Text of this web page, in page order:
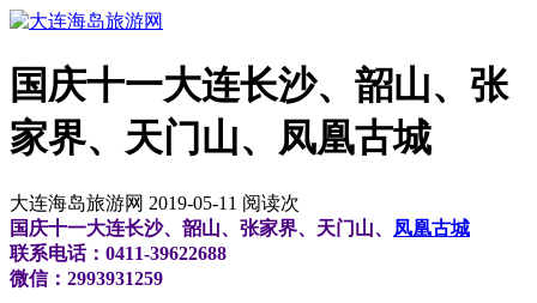
国庆十一大连长沙、韶山、张
家界、天门山、凤凰古城
大连海岛旅游网 2019-05-11 阅读次
国庆十一大连长沙、韶山、张家界、天门山、
凤凰古城
联系电话：0411-39622688
微信：2993931259